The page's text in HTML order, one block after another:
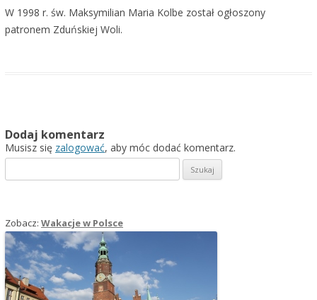
W 1998 r. św. Maksymilian Maria Kolbe został ogłoszony
patronem Zduńskiej Woli.
Dodaj komentarz
Musisz się zalogować, aby móc dodać komentarz.
Zobacz: Wakacje w Polsce